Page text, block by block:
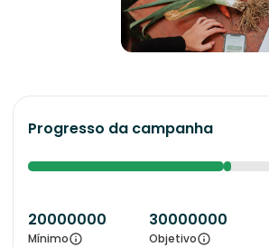
Progresso da campanha
20000000
Mínimo
30000000
Objetivo